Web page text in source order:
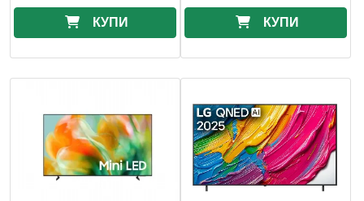
КУПИ КУПИ